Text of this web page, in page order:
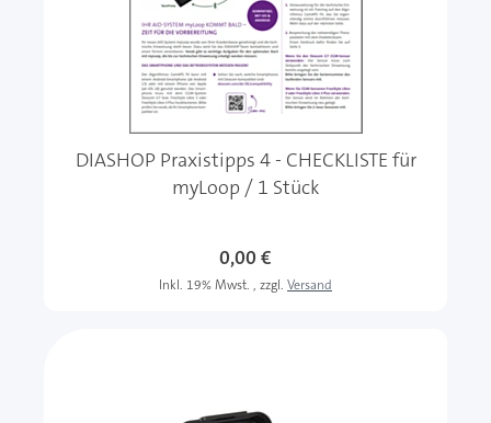
DIASHOP Praxistipps 4 - CHECKLISTE für
myLoop / 1 Stück
0,00 €
Inkl. 19% Mwst. , zzgl. Versand